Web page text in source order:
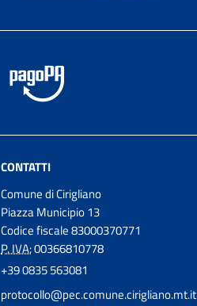
CONTATTI
Comune di Cirigliano
Piazza Municipio 13
Codice fiscale 83000370771
P. IVA:00366810778
+39 0835 563081
protocollo@pec.comune.cirigliano.mt.it